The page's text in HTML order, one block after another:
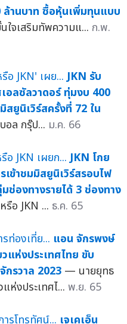
ล้านบาท ซื้อหุ้นเพิ่มทุนแบบ
จเสริมทัพความแ... ก.พ.
JKN รับ
อลซัลวาดอร์ ทุ่มงบ 400
สยูนิเวิร์สครั้งที่ 72 ใน
อล กรุ๊ป... ม.ค. 66
JKN โกย
ข้าชมมิสยูนิเวิร์สรอบไฟ
องทางรายได้ 3 ช่องทาง
อ JKN ... ธ.ค. 65
แอน จักรพงษ์
แห่งประเทศไทย ขับ
กรวาล 2023 — นายยุทธ
ห่งประเทศไ... พ.ย. 65
เจเคเอ็น